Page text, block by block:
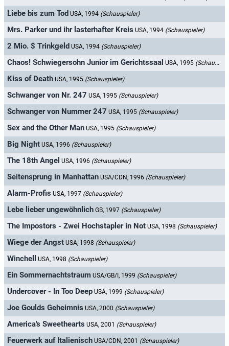
Liebe bis zum Tod USA, 1994 (Schauspieler)
Mrs. Parker und ihr lasterhafter Kreis USA, 1994 (Schauspieler)
2 Mio. $ Trinkgeld USA, 1994 (Schauspieler)
Chaos! Schwiegersohn Junior im Gerichtssaal USA, 1995 (Schauspieler)
Kiss of Death USA, 1995 (Schauspieler)
Schwanger von Nr. 247 USA, 1995 (Schauspieler)
Schwanger von Nummer 247 USA, 1995 (Schauspieler)
Sex and the Other Man USA, 1995 (Schauspieler)
Big Night USA, 1996 (Schauspieler)
The 18th Angel USA, 1996 (Schauspieler)
Seitensprung in Manhattan USA/CDN, 1996 (Schauspieler)
Alarm-Profis USA, 1997 (Schauspieler)
Lebe lieber ungewöhnlich GB, 1997 (Schauspieler)
The Impostors - Zwei Hochstapler in Not USA, 1998 (Schauspieler)
Wiege der Angst USA, 1998 (Schauspieler)
Winchell USA, 1998 (Schauspieler)
Ein Sommernachtstraum USA/GB/I, 1999 (Schauspieler)
Undercover - In Too Deep USA, 1999 (Schauspieler)
Joe Goulds Geheimnis USA, 2000 (Schauspieler)
America's Sweethearts USA, 2001 (Schauspieler)
Feuerwerk auf Italienisch USA/CDN, 2001 (Schauspieler)